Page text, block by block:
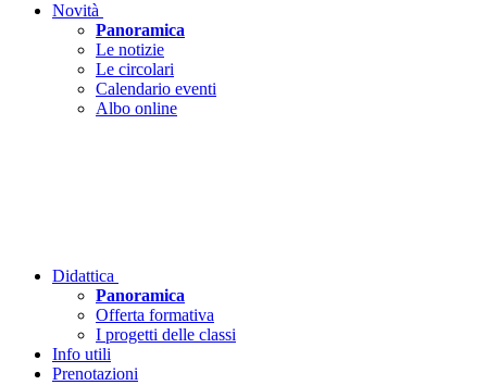
Novità
Panoramica
Le notizie
Le circolari
Calendario eventi
Albo online
Didattica
Panoramica
Offerta formativa
I progetti delle classi
Info utili
Prenotazioni